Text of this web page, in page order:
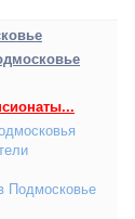
Подмосковье